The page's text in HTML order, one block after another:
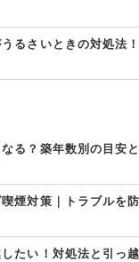
るさいときの対処法
る？築年数別の目安
煙対策｜トラブルを
たい！対処法と引っ